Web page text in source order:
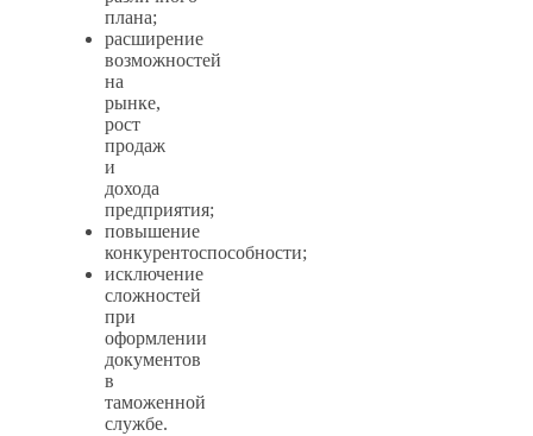
плана;
расширение
возможностей
на
рынке,
рост
продаж
и
дохода
предприятия;
повышение
конкурентоспособности;
исключение
сложностей
при
оформлении
документов
в
таможенной
службе.